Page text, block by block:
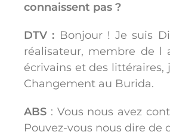
connaissent pas ?
DTV : Bonjour ! Je suis
réalisateur, membre de l
écrivains et des
Changement au Burida.
ABS : Vous nous avez
Pouvez-vous nous dire de